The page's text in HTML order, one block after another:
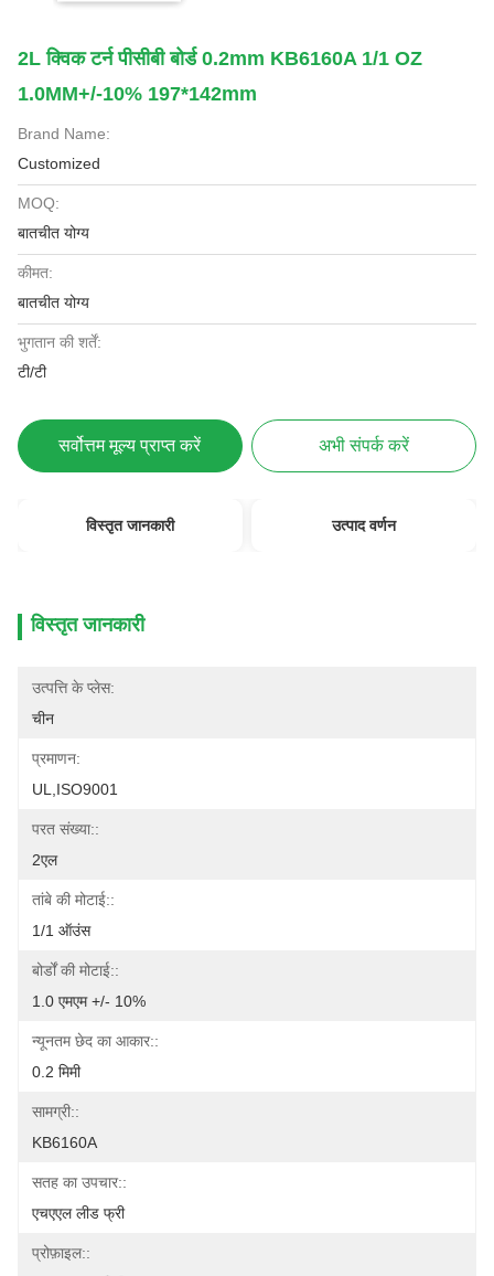
2L क्विक टर्न पीसीबी बोर्ड 0.2mm KB6160A 1/1 OZ
1.0MM+/-10% 197*142mm​
Brand Name:
Customized
MOQ:
बातचीत योग्य
कीमत:
बातचीत योग्य
भुगतान की शर्तें:
टी/टी
सर्वोत्तम मूल्य प्राप्त करें अभी संपर्क करें
विस्तृत जानकारी उत्पाद वर्णन
विस्तृत जानकारी
उत्पत्ति के प्लेस:
चीन
प्रमाणन:
UL,ISO9001
परत संख्या::
2एल
तांबे की मोटाई::
1/1 ऑउंस
बोर्डों की मोटाई::
1.0 एमएम +/- 10%
न्यूनतम छेद का आकार::
0.2 मिमी
सामग्री::
KB6160A
सतह का उपचार::
एचएएल लीड फ्री
प्रोफ़ाइल::